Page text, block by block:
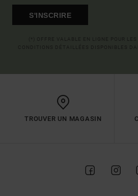
S'INSCRIRE
TROUVER UN MAGASIN